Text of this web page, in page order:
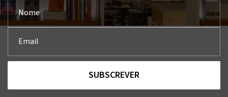
SUBSCREVER